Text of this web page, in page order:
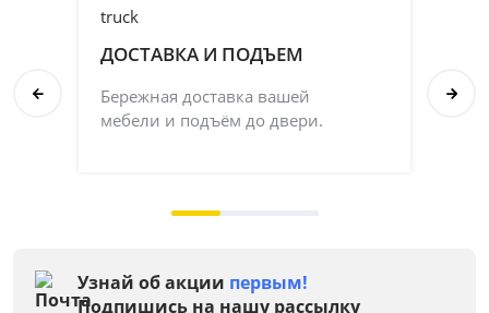
ДОСТАВКА И ПОДЪЕМ
Бережная доставка вашей
мебели и подъём до двери.
Узнай об акции первым!
Подпишись на нашу рассылку